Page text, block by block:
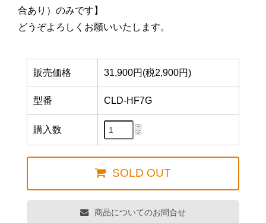
合あり）のみです】
どうぞよろしくお願いいたします。
販売価格 31,900円(税2,900円)
型番 CLD-HF7G
購入数
SOLD OUT
商品についてのお問合せ